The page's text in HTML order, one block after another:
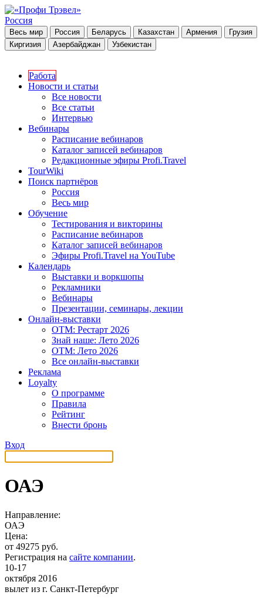
Россия
Весь мир Россия Беларусь Казахстан Армения
Грузия
Киргизия
Азербайджан Узбекистан
Работа
Новости и статьи
Все новости
Все статьи
Интервью
Вебинары
Расписание вебинаров
Каталог записей вебинаров
Редакционные эфиры Profi.Travel
TourWiki
Поиск партнёров
Россия
Весь мир
Обучение
Тестирования и викторины
Расписание вебинаров
Каталог записей вебинаров
Эфиры Profi.Travel на YouTube
Календарь
Выставки и воркшопы
Рекламники
Вебинары
Презентации, семинары, лекции
Онлайн-выставки
OTM: Рестарт 2026
Знай наше: Лето 2026
OTM: Лето 2026
Все онлайн-выставки
Реклама
Loyalty
О программе
Правила
Рейтинг
Внести бронь
Вход
ОАЭ
Направление:
ОАЭ
Цена:
от 49275 руб.
Регистрация на сайте компании.
10-17
октября 2016
вылет из г. Санкт-Петербург